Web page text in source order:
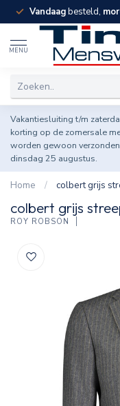
Vandaagbesteld,
MENU
Vakantiesluiting t/m
korting op de zomersale
worden gewoon
dinsdag 25 augustus.
Home / colbert grijs
colbert grijs
ROY ROBSON